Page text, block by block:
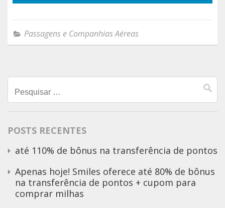
Passagens e Companhias Aéreas
Pesquisar
por:
POSTS RECENTES
até 110% de bônus na transferência de pontos
Apenas hoje! Smiles oferece até 80% de bônus
na transferência de pontos + cupom para
comprar milhas